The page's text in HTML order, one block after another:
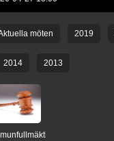
möten 2019
2014 2013